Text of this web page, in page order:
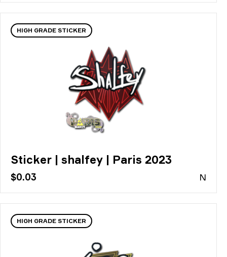
HIGH GRADE STICKER
Sticker | shalfey | Paris 2023
$0.03 N
HIGH GRADE STICKER